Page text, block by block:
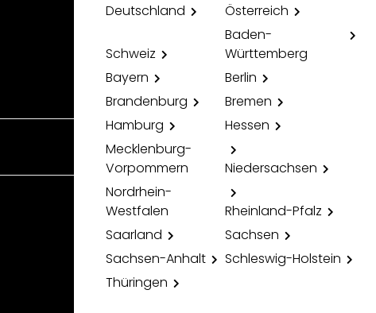
Deutschland Österreich
Schweiz
Baden-
Württemberg
Bayern
Berlin
Brandenburg
Bremen
Hamburg
Hessen
Mecklenburg-
Vorpommern
Niedersachsen
Nordrhein-
Westfalen
Rheinland-Pfalz
Saarland
Sachsen
Sachsen-Anhalt
Schleswig-Holstein
Thüringen